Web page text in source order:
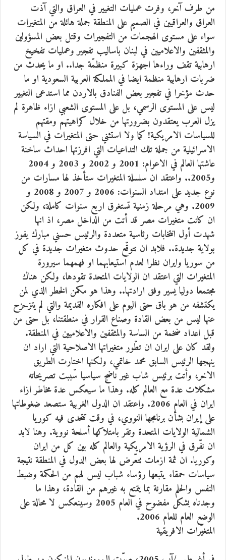
من طرف آخر، وفرت عمليات التغيير في العراق والتي آذت
العراق والعراقيين في الصميم على المنطقة جملة هائلة من المتغيرات
سواء على مستوى الهجمات من التفجيرات وقتل بعض المسؤولين
والمثقفين والاعلاميين في لبنان باساليب تفجير وعمليات تفخيخ
ارهابية تقف وراءها اجهزة كبيرة منظمّة جدا.. او ما يحدث من
ضربات ارهابية منظمة ايضا في المملكة العربية السعودية او ما
حدث مؤخرا في تفجير بعض الفنادق بالاردن مما استدعى التغيير
ليس على المستوى الرسمي، بل على المستوى الشعبي ازاء ظاهرة لم
يزل العرب يعتقدون بضرورتها من خلال كراهيتهم ومقتهم
للسياسات الامريكية! كما ولا استثني حتى المتغيرات في السياسة
الاسرائيلية من جملة تلك التداعيات التي افرزتها احداث ساخنة
عاشتها العالم في الاعوام: 2001 و 2002 و 2003 و 2004
و2005.. واعتقد ان سلسلة المتغيرات ستأخذ لها مسارات من
نوع جديد على امتداد السنوات: 2006 و 2007 و 2008 و
2009. وهي مرحلة زمنية تستغرق اربع سنوات كاملة، ولكن
ان كانت متغيرات مصر قد أتت من الداخل مصر، اذ انها
شهدت أول انتخابات رئاسية متعددة والرئيس حسني مبارك يفوز
بولاية جديدة.. فلابد ان نتوقّع حدوث متغيرات جديدة في كل
من سوريا وايران نظرا لعدم استيعابهما او فهمهما سيرورة
المتغيرات التي اعتقد ان الولايات المتحدة تقودها، ولكن هناك
مجتمعا دوليا يسير وفق ارادتها.. وهذا هو مكمن الخطر الذي لمن
يكتشفه من هو باق حتى اليوم على افكاره القديمة والتي لم يتزحزح
عنها ليس من بعض القادة وصناع القرار في منطقتنا، بل حتى من
قبل اعداد ضخمة من الساسة والمثقفين والاعلاميين في المنطقة.
ولقد كان على ايران ان تطّور متغيراتها الاصلاحية التي اراد ان
ينهجها الرئيس السابق محمد خاتمي، ولكنها اختارت الطريق
الاخر، وأتت برئيس شاب غير ناضج سياسيا سّببت تصريحاته
مشكلات عدة مع العالم كله. وهذا ما سيعكس عدة مخاطر ازاء
ايران في العام 2006. واعتقد ان الدول الغربية ستصعد ضغوطاتها
على إيران بشأن برنامجها النووي، في وقت تتحدى فيه كوريا
الشمالية الولايات المتحدة وتقر بامتلاكها أسلحة نووية. وهنا لابد
ان نفّرق في الرؤية الامريكية والعالم كله بين كل من ايران
وكوريا. ان ثمة ازمات تتعّرض لها بعض الدول في المنطقة نتيجة
سياسات حمقاء يتبعها رؤساء شباب ليس لهم من الحكمة وضبط
النفس والحلم مقارنة بما يتمتع به غيرهم من القادة، وهذا ما
وجدناه بشكل مفضوح في العام 2005 وسينعكس لا محالة على
الوضع العام للعام 2006.
المتغيّرات الافريقية